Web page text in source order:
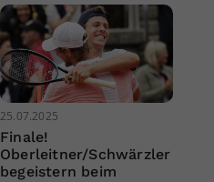
25.07.2025
Finale!
Oberleitner/Schwärzler
begeistern beim